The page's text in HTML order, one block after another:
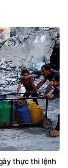
thực thi lệnh